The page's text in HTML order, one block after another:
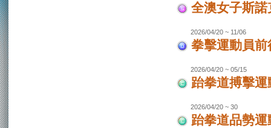
全澳女子斯諾
2026/04/20 ~ 11/06
拳擊運動員
2026/04/20 ~ 05/15
跆拳道搏擊
2026/04/20 ~ 30
跆拳道品勢